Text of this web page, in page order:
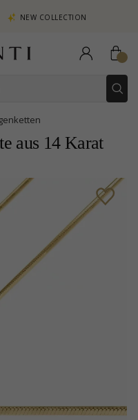
NEW COLLECTION | AURA
aus 14 Karat